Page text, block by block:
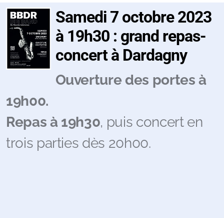
Samedi 7 octobre 2023
à 19h30 : grand repas-
concert à Dardagny
Ouverture des portes à
19h00.
Repas à 19h30, puis concert en
trois parties dès 20h00.